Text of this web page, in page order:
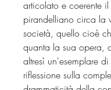
articolato e coerente
pirandelliano circa la
società, quello cioè
quanta la sua opera,
altresì un'esemplare
riflessione sulla